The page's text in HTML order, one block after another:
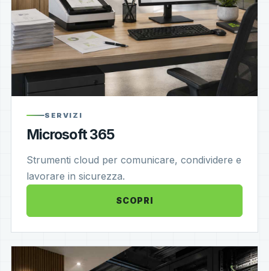
SERVIZI
Microsoft 365
Strumenti cloud per comunicare, condividere e
lavorare in sicurezza.
SCOPRI